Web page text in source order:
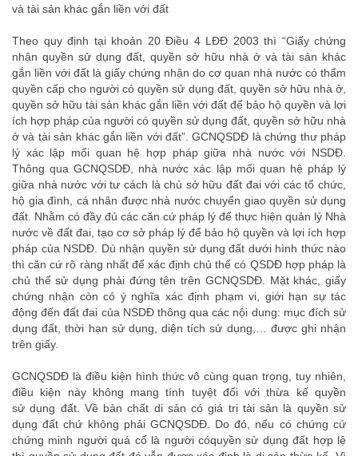
và tài sản khác gắn liền với đất
Theo quy định tại khoản 20 Điều 4 LĐĐ 2003 thì “Giấy chứng
nhận quyền sử dụng đất, quyền sở hữu nhà ở và tài sản khác
gắn liền với đất là giấy chứng nhận do cơ quan nhà nước có thẩm
quyền cấp cho người có quyền sử dụng đất, quyền sở hữu nhà ở,
quyền sở hữu tài sản khác gắn liền với đất để bảo hộ quyền và lợi
ích hợp pháp của người có quyền sử dụng đất, quyền sở hữu nhà
ở và tài sản khác gắn liền với đất”. GCNQSDĐ là chứng thư pháp
lý xác lập mối quan hệ hợp pháp giữa nhà nước với NSDĐ.
Thông qua GCNQSDĐ, nhà nước xác lập mối quan hệ pháp lý
giữa nhà nước với tư cách là chủ sở hữu đất đai với các tổ chức,
hộ gia đình, cá nhân được nhà nước chuyển giao quyền sử dụng
đất. Nhằm có đầy đủ các căn cứ pháp lý để thực hiện quản lý Nhà
nước về đất đai, tạo cơ sở pháp lý để bảo hộ quyền và lợi ích hợp
pháp của NSDĐ. Dù nhận quyền sử dụng đất dưới hình thức nào
thì căn cứ rõ ràng nhất để xác định chủ thể có QSDĐ hợp pháp là
chủ thể sử dụng phải đứng tên trên GCNQSDĐ. Mặt khác, giấy
chứng nhận còn có ý nghĩa xác định phạm vi, giới hạn sự tác
động đến đất đai của NSDĐ thông qua các nội dung: mục đích sử
dụng đất, thời hạn sử dụng, diện tích sử dụng,… được ghi nhận
trên giấy.
GCNQSDĐ là điều kiện hình thức vô cùng quan trọng, tuy nhiên,
điều kiện này không mang tính tuyệt đối với thừa kế quyền
sử dụng đất. Về bản chất di sản có giá trị tài sản là quyền sử
dụng đất chứ không phải GCNQSDĐ. Do đó, nếu có chứng cứ
chứng minh người quá cố là người cóquyền sử dụng đất hợp lệ